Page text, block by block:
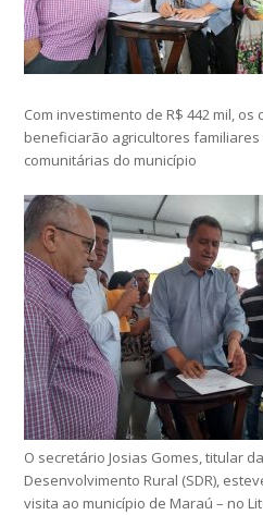
Com investimento de R$ 442 mil, os
beneficiarão agricultores
comunitárias do município
O secretário Josias Gomes, titular
Desenvolvimento Rural (SDR),
visita ao município de Maraú – no